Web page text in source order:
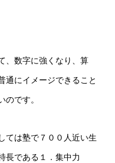
、数字に強くなり、算
通にイメージできること
のです。
ては塾で７００人近い生
長である１．集中力